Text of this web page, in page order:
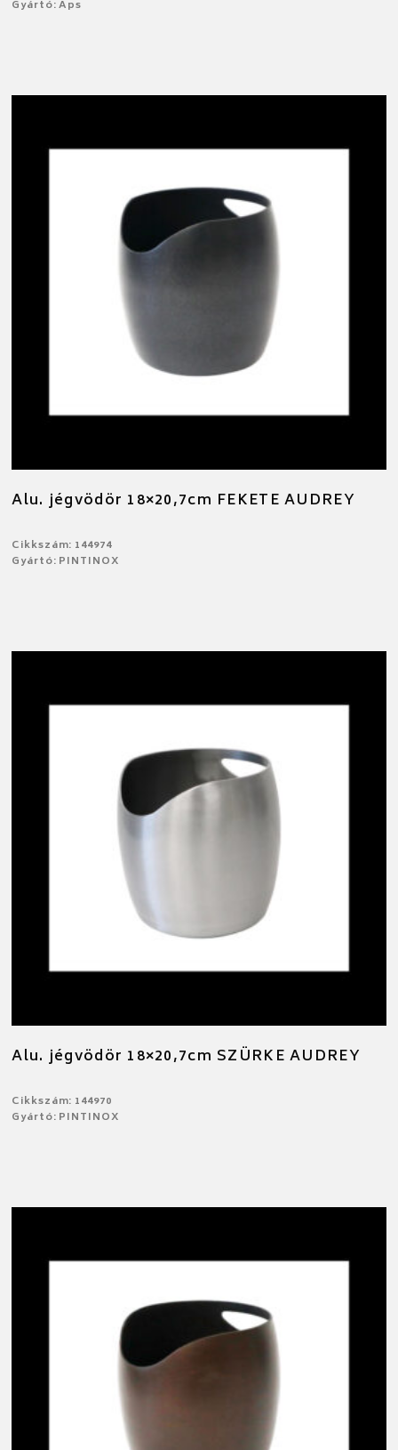
Gyártó: Aps
Alu. jégvödör 18×20,7cm FEKETE AUDREY
Cikkszám: 144974
Gyártó: PINTINOX
Alu. jégvödör 18×20,7cm SZÜRKE AUDREY
Cikkszám: 144970
Gyártó: PINTINOX